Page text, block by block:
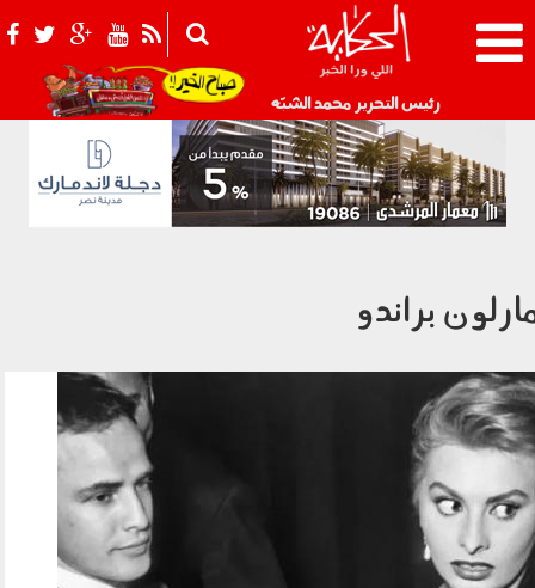
رئيس التحرير محمد الشبّه 021_2.png
براندو
0701_006.jpg